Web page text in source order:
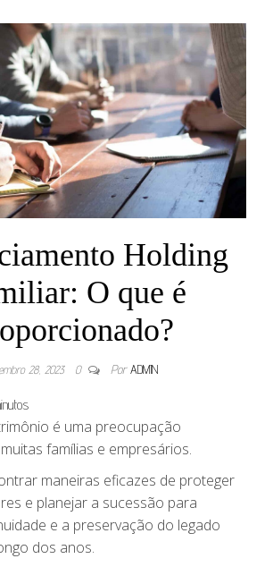
Holding
O que é
28, 2023 0 Por ADMIN
é uma preocupação
famílias e empresários.
maneiras eficazes de proteger
e planejar a sucessão para
e a preservação do legado
dos anos.